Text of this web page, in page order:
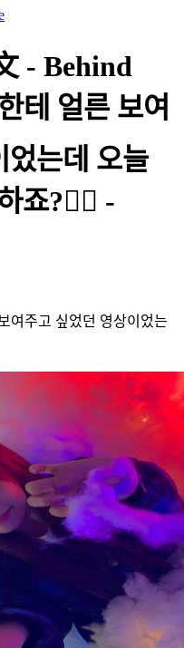
- Behind
테 얼른 보여
었는데 오늘
죠?👍🏻 -
여주고 싶었던 영상이었는